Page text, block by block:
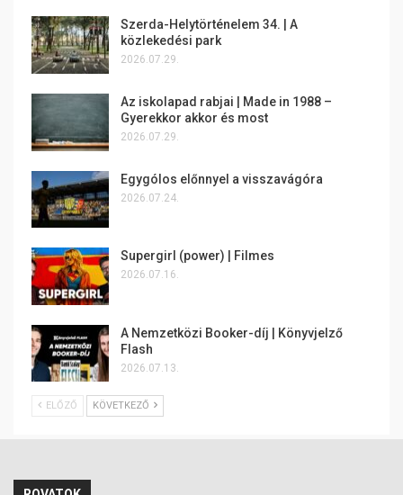
Szerda-Helytörténelem 34. | A
közlekedési park
2026.07.29.
Az iskolapad rabjai | Made in 1988 –
Gyerekkor akkor és most
2026.07.29.
Egygólos előnnyel a visszavágóra
2026.07.24.
Supergirl (power) | Filmes
2026.07.16.
A Nemzetközi Booker-díj | Könyvjelző
Flash
2026.07.13.
ELŐZŐ KÖVETKEZŐ